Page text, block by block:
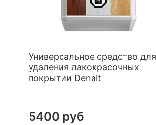
Универсальное средство для
удаления лакокрасочных
покрытии Denalt
5400 руб